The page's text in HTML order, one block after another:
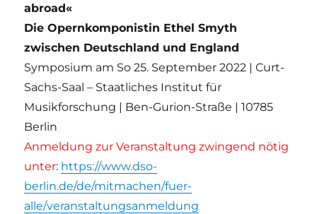
abroad«
Die Opernkomponistin Ethel Smyth
zwischen Deutschland und England
Symposium am So 25. September 2022 | Curt-
Sachs-Saal – Staatliches Institut für
Musikforschung | Ben-Gurion-Straße | 10785
Berlin
Anmeldung zur Veranstaltung zwingend nötig
unter: https://www.dso-
berlin.de/de/mitmachen/fuer-
alle/veranstaltungsanmeldung